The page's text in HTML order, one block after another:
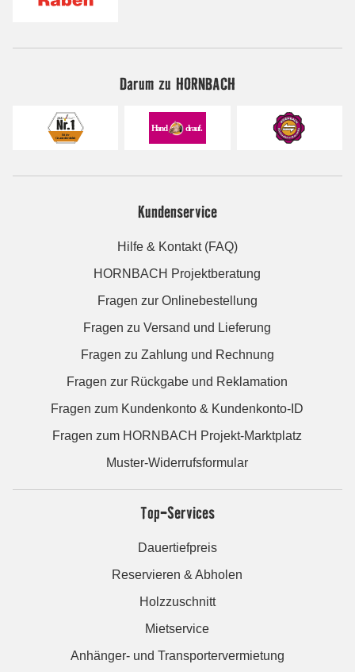
Darum zu HORNBACH
Kundenservice
Hilfe & Kontakt (FAQ)
HORNBACH Projektberatung
Fragen zur Onlinebestellung
Fragen zu Versand und Lieferung
Fragen zu Zahlung und Rechnung
Fragen zur Rückgabe und Reklamation
Fragen zum Kundenkonto & Kundenkonto-ID
Fragen zum HORNBACH Projekt-Marktplatz
Muster-Widerrufsformular
Top-Services
Dauertiefpreis
Reservieren & Abholen
Holzzuschnitt
Mietservice
Anhänger- und Transportervermietung